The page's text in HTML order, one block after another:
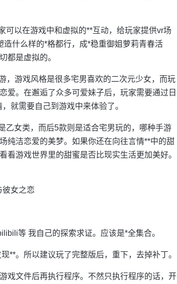
可以在游戏中和虚拟的**互动，给玩家提供vr场
什么样的*格都行，成*稳重御姐萝莉青春活
都是虚拟的。
，游戏风格是很多宅男喜欢的二次元少女，而玩
爱。在邂逅了众多可爱妹子后，玩家需要通过日
就需要自己到游戏中来体验了。
乙女类，而后5款则是适合宅男玩的，哪种手游
纯洁恋爱的美梦。如果你还在向往言情**中的甜
游戏世界里的甜蜜是否比现实生活更加美好。
彼女之恋
等 我自己的探索求证。应该是*全集合。
**。所以建议玩了完整版后，重下，去掉补丁。
戏文件后再执行程序。不然只执行程序的话，开